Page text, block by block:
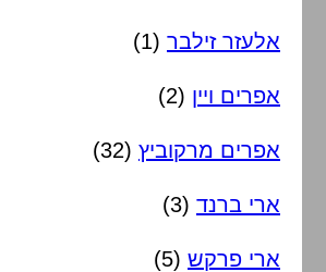
אלעזר זילבר (1)
אפרים ויין (2)
אפרים מרקוביץ (32)
ארי ברנד (3)
ארי פרקש (5)